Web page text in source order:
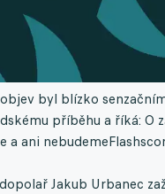
byl blízko
příběhu a říká: O
a ani nebudeme
Jakub Urbanec